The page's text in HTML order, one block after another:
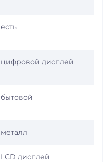
есть
цифровой дисплей
бытовой
металл
LCD дисплей